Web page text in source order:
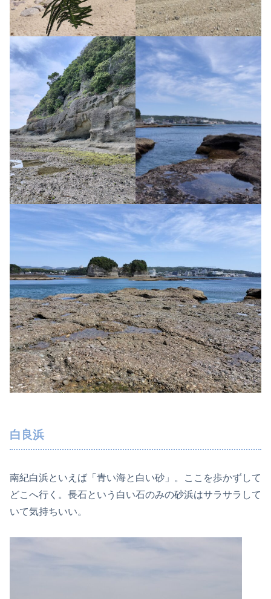
白良浜
南紀白浜といえば「青い海と白い砂」。ここを歩かずして
どこへ行く。長石という白い石のみの砂浜はサラサラして
いて気持ちいい。